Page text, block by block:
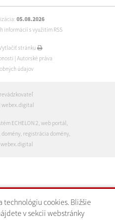
cookies. Bližšie
v sekcii webstránky
05.08.2026
informácií s využitím RSS
stránku
| Autorské práva
údajov
webex.digital
ECHELON 2 web portál
domény, registrácia domény,